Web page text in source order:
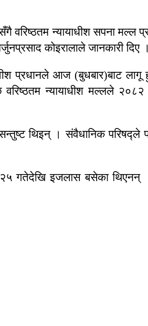
वरिष्ठतम न्यायाधीश सपना मल्ल
कोइरालाले जानकारी दिए ।
प्रधानले आज (बुधबार)बाट
न्यायाधीश मल्लले
थिइन् । संवैधानिक परिषद्ले
२५ गतेदेखि इजलास बसेका थिएनन्